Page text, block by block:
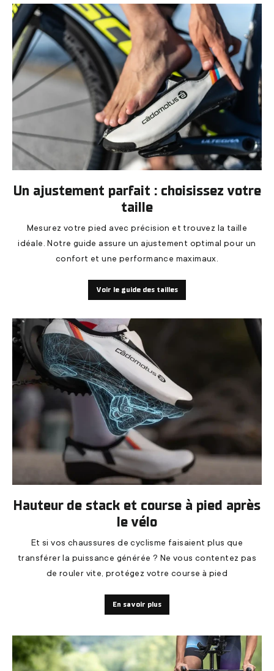
Un ajustement parfait : choisissez votre
taille
Mesurez votre pied avec précision et trouvez la taille
idéale. Notre guide assure un ajustement optimal pour un
confort et une performance maximaux.
Voir le guide des tailles
Hauteur de stack et course à pied après
le vélo
Et si vos chaussures de cyclisme faisaient plus que
transférer la puissance générée ? Ne vous contentez pas
de rouler vite, protégez votre course à pied
En savoir plus